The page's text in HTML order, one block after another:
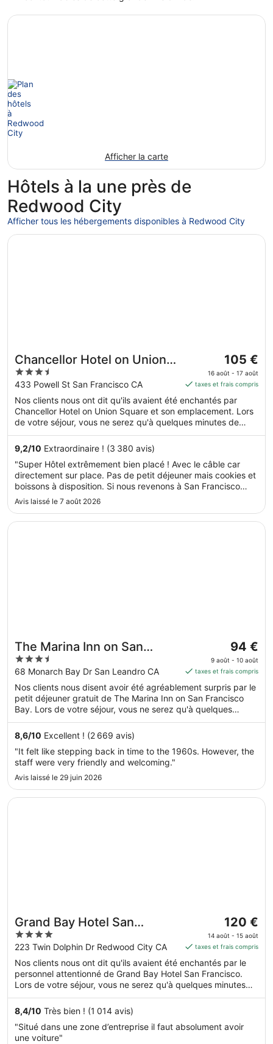
Afficher la carte
Hôtels à la une près de
Redwood City
Afficher tous les hébergements disponibles à Redwood City
Chancellor Hotel on Union
Square
3.5
out
of
5
433 Powell St San Francisco CA
Le
prix
est
par
nuit
août.
105 €
16 août - 17 août
taxes et frais compris
Nos clients nous ont dit qu'ils avaient été enchantés par
Chancellor Hotel on Union Square et son emplacement. Lors
de votre séjour, vous ne serez qu'à quelques minutes de
marche de Place Union Square. Parmi les prestations de cet
hébergement, on compte l'accès Wi-Fi à Internet gratuit, un
bar et un service de nettoyage à sec / blanchisserie.
9,2/10 Extraordinaire ! (3 380 avis)
"Super Hôtel extrêmement bien placé ! Avec le câble car
directement sur place. Pas de petit déjeuner mais cookies et
boissons à disposition. Si nous revenons à San Francisco
nous reprendrons le même hôtel. Personnel agréable et pas
Avis laissé le 7 août 2026
S’ouvre dans une nouvelle fenêtre
Chancellor Hotel on Union Square
The Marina Inn on San
Francisco Bay
3.5
out
of
5
68 Monarch Bay Dr San Leandro CA
Le
prix
est
de 94 €
par
nuit
août.
94 €
9 août - 10 août
taxes et frais compris
Nos clients nous disent avoir été agréablement surpris par le
petit déjeuner gratuit de The Marina Inn on San Francisco
Bay. Lors de votre séjour, vous ne serez qu'à quelques
minutes de marche de Baie de San Francisco. Dans cet
hébergement, vous profiterez de prestations de choix
comme l'accès Wi-Fi à Internet gratuit et une navette
gratuite vers et depuis l'aéroport, sans oublier une piscine
extérieure.
8,6/10 Excellent ! (2 669 avis)
"It felt like stepping back in time to the 1960s. However, the
staff were very friendly and welcoming."
Avis laissé le 29 juin 2026
S’ouvre dans une nouvelle fenêtre
The Marina Inn on San Francisco Bay
Grand Bay Hotel San
Francisco
4
out
of
5
223 Twin Dolphin Dr Redwood City CA
Le
prix
est
de 120 €
par
nuit
août.
120 €
14 août - 15 août
taxes et frais compris
Nos clients nous ont dit qu'ils avaient été enchantés par le
personnel attentionné de Grand Bay Hotel San Francisco.
Lors de votre séjour, vous ne serez qu'à quelques minutes
de marche de Hiller Aviation Museum (musée de l'aviation).
Parmi les prestations de cet hébergement, on compte
l'accès Wi-Fi à Internet gratuit, une piscine extérieure et un
restaurant.
8,4/10 Très bien ! (1 014 avis)
"Situé dans une zone d’entreprise il faut absolument avoir
une voiture"
S’ouvre dans une nouvelle fenêtre
Grand Bay Hotel San Francisco